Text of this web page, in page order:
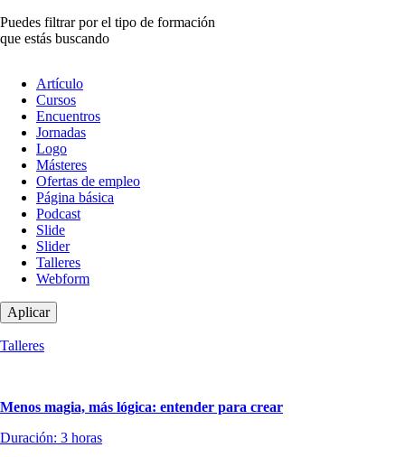
Puedes filtrar por el tipo de formación
que estás buscando
contenido
Artículo
Cursos
Encuentros
Jornadas
Logo
Másteres
Ofertas de empleo
Página básica
Podcast
Slide
Slider
Talleres
Webform
Talleres
Menos magia, más lógica: entender para crear
Duración: 3 horas